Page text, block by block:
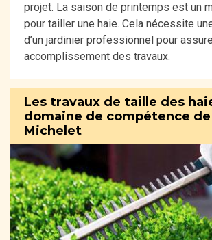
projet. La saison de printemps est un
pour tailler une haie. Cela nécessite
d’un jardinier professionnel pour
accomplissement des travaux.
Les travaux de taille des
domaine de compétence
Michelet